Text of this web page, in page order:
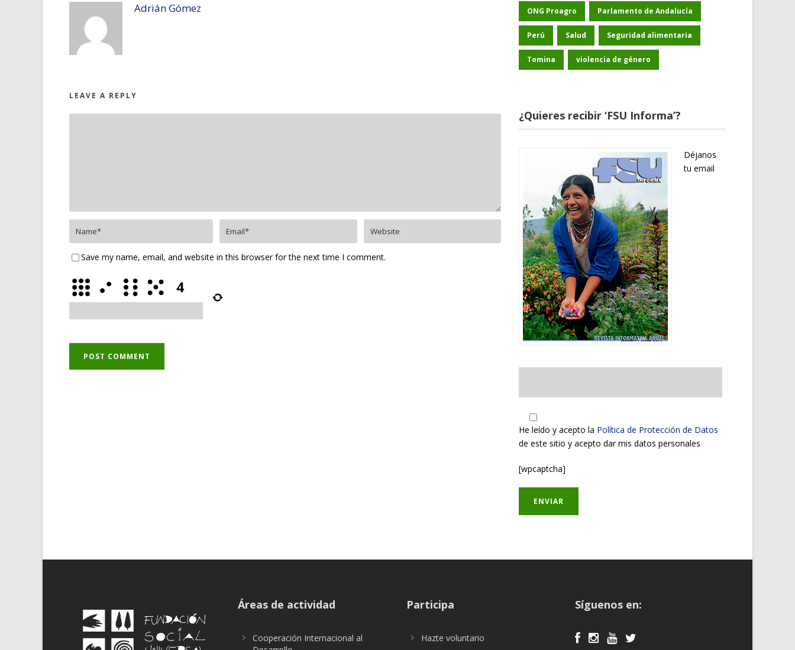
Adrián Gómez
LEAVE A REPLY
Save my name, email, and website in this browser for the next time I comment.
ONG Proagro Parlamento de Andalucía
Perú Salud Seguridad alimentaria
Tomina violencia de género
¿Quieres recibir ‘FSU Informa’?
Déjanos
tu email
He leído y acepto la Política de Protección de Datos
de este sitio y acepto dar mis datos personales
[wpcaptcha]
Áreas de actividad
Cooperación Internacional al
Participa
Hazte voluntario
Síguenos en: